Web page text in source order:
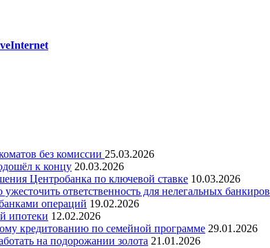
без комиссии 25.03.2026
к концу 20.03.2026
Центробанка по ключевой ставке 10.03.2026
ответственность для нелегальных банкиров
операций 19.02.2026
ипотеки 12.02.2026
кредитованию по семейной программе 29.01.2026
на подорожании золота 21.01.2026